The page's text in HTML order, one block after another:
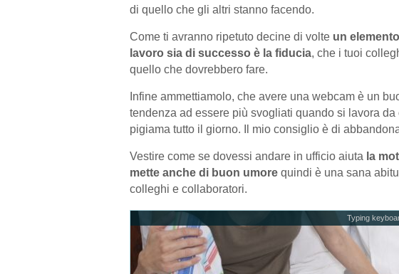
di quello che gli altri stanno facendo.
Come ti avranno ripetuto decine di volte un
lavoro sia di successo è la fiducia, che i tuoi
quello che dovrebbero fare.
Infine ammettiamolo, che avere una webcam è un
tendenza ad essere più svogliati quando si lavora da
pigiama tutto il giorno. Il mio consiglio è di
Vestire come se dovessi andare in ufficio aiuta la
mette anche di buon umore quindi è una sana
colleghi e collaboratori.
Typing